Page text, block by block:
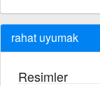
rahat uyumak
Resimler